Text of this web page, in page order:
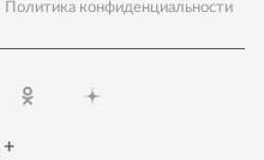
Политика конфиденциальности
+